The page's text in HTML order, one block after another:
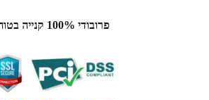
פרובודי 100% קנייה בטוחה